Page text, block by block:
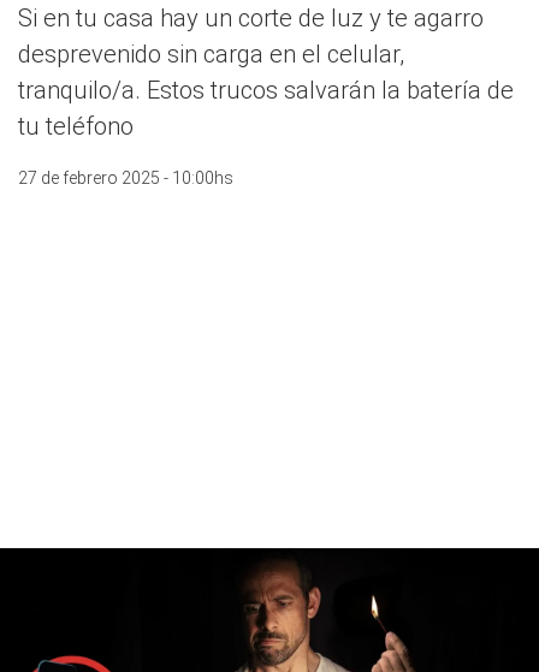
Si en tu casa hay un corte de luz y te agarro
desprevenido sin carga en el celular,
tranquilo/a. Estos trucos salvarán la batería de
tu teléfono
27 de febrero 2025 - 10:00hs